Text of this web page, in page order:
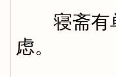
寝斋有单
虑。